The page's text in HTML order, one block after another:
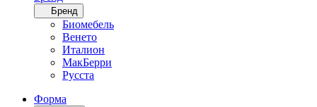
Бренд
Биомебель
Венето
Италион
МакБерри
Русста
Форма